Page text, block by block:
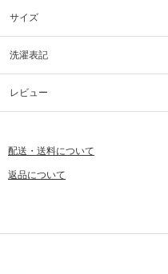
サイズ
洗濯表記
レビュー
配送・送料について
返品について